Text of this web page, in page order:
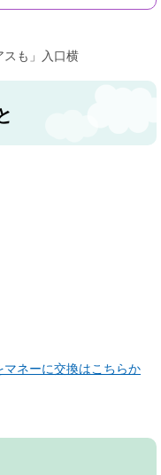
スも」入口横
ネーに交換はこちらか